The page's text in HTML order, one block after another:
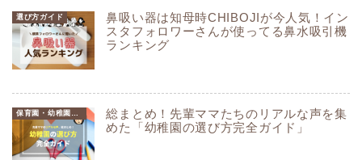
選び方ガイド
鼻吸い器は知母時CHIBOJIが今人気！イン
スタフォロワーさんが使ってる鼻水吸引機
ランキング
総まとめ！先輩ママたちのリアルな声を集
めた「幼稚園の選び方完全ガイド」